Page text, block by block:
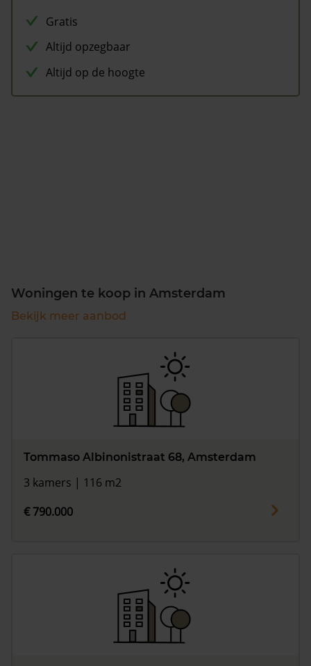
Gratis
Altijd opzegbaar
Altijd op de hoogte
Woningen te koop in Amsterdam
Bekijk meer aanbod
Tommaso Albinonistraat 68, Amsterdam
3 kamers | 116 m2
€ 790.000